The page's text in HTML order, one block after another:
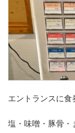
エントランスに食
塩・味噌・豚骨・